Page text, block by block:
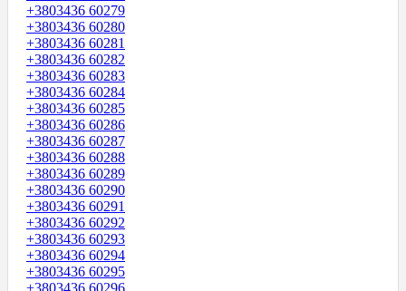
+3803436 60279
+3803436 60280
+3803436 60281
+3803436 60282
+3803436 60283
+3803436 60284
+3803436 60285
+3803436 60286
+3803436 60287
+3803436 60288
+3803436 60289
+3803436 60290
+3803436 60291
+3803436 60292
+3803436 60293
+3803436 60294
+3803436 60295
+3803436 60296